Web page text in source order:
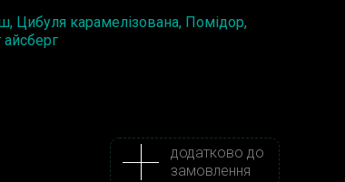
Цибуля карамелізована, Помідор,
додатково до
замовлення